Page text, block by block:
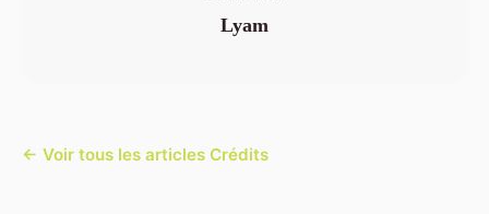
Lyam
← Voir tous les articles Crédits